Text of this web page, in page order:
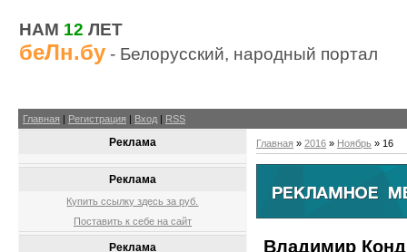
НАМ 12 ЛЕТ
беЛн.бу - Белорусский, народный портал
Главная | Регистрация | Вход | RSS
Реклама
Реклама
Купить ссылку здесь заруб.
Поставить к себе на сайт
Реклама
Главная » 2016 » Ноябрь » 16
Владимир